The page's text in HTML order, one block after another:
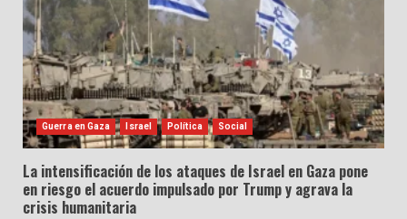
Guerra en Gaza Israel Política Social
La intensificación de los ataques de Israel en Gaza pone
en riesgo el acuerdo impulsado por Trump y agrava la
crisis humanitaria